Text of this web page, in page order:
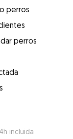
perros
perros
incluida